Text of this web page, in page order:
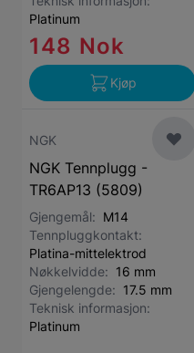
Platinum
148 Nok
Kjøp
NGK
NGK Tennplugg -
TR6AP13 (5809)
Gjengemål: M14
Tennpluggkontakt:
Platina-mittelektrod
Nøkkelvidde: 16 mm
Gjengelengde: 17.5 mm
Teknisk informasjon:
Platinum